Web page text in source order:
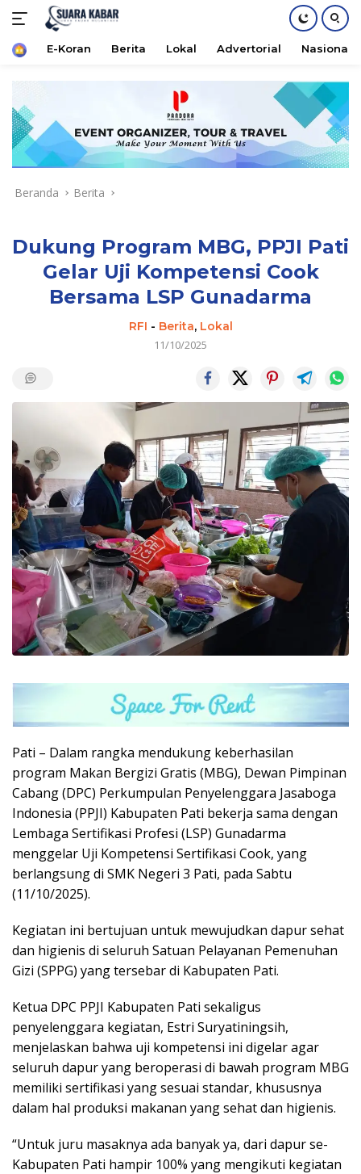
konten
HomeE-Koran Berita Lokal Advertorial Nasional
Beranda Berita
Dukung Program MBG, PPJI Pati
Gelar Uji Kompetensi Cook
Bersama LSP Gunadarma
RFI - Berita, Lokal
11/10/2025
Pati – Dalam rangka mendukung keberhasilan
program Makan Bergizi Gratis (MBG), Dewan Pimpinan
Cabang (DPC) Perkumpulan Penyelenggara Jasaboga
Indonesia (PPJI) Kabupaten Pati bekerja sama dengan
Lembaga Sertifikasi Profesi (LSP) Gunadarma
menggelar Uji Kompetensi Sertifikasi Cook, yang
berlangsung di SMK Negeri 3 Pati, pada Sabtu
(11/10/2025).
Kegiatan ini bertujuan untuk mewujudkan dapur sehat
dan higienis di seluruh Satuan Pelayanan Pemenuhan
Gizi (SPPG) yang tersebar di Kabupaten Pati.
Ketua DPC PPJI Kabupaten Pati sekaligus
penyelenggara kegiatan, Estri Suryatiningsih,
menjelaskan bahwa uji kompetensi ini digelar agar
seluruh dapur yang beroperasi di bawah program MBG
memiliki sertifikasi yang sesuai standar, khususnya
dalam hal produksi makanan yang sehat dan higienis.
“Untuk juru masaknya ada banyak ya, dari dapur se-
Kabupaten Pati hampir 100% yang mengikuti kegiatan